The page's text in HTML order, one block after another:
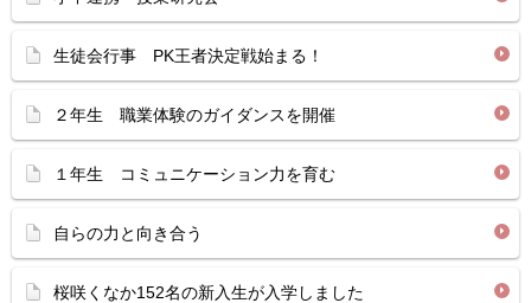
生徒会行事 PK王者決定戦始まる！
２年生 職業体験のガイダンスを開催
１年生 コミュニケーション力を育む
自らの力と向き合う
桜咲くなか152名の新入生が入学しました